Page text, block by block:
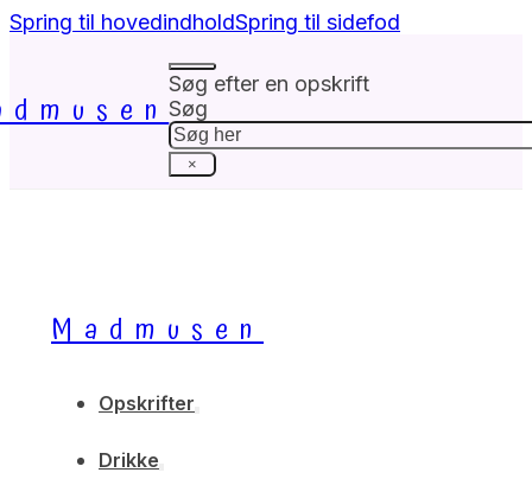
Spring til hovedindholdSpring til sidefod
Søg efter en opskrift
Søg
×
Madmusen
Opskrifter
Drikke